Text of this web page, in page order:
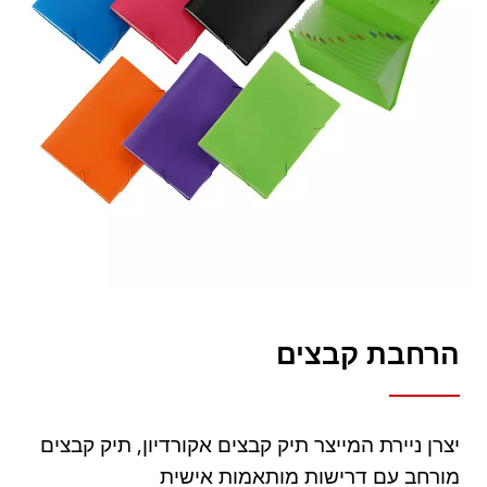
הרחבת קבצים
יצרן ניירת המייצר תיק קבצים אקורדיון, תיק קבצים
מורחב עם דרישות מותאמות אישית